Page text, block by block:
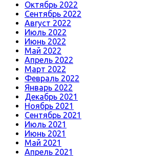
Октябрь 2022
Сентябрь 2022
Август 2022
Июль 2022
Июнь 2022
Май 2022
Апрель 2022
Март 2022
Февраль 2022
Январь 2022
Декабрь 2021
Ноябрь 2021
Сентябрь 2021
Июль 2021
Июнь 2021
Май 2021
Апрель 2021